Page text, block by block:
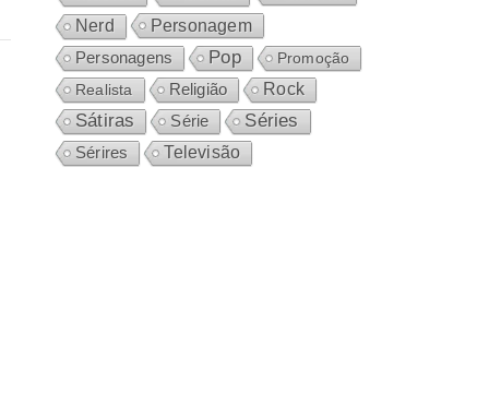
Nerd Personagem
Personagens Pop
Promoção
Realista
Religião Rock
Sátiras Série Séries
Sérires Televisão